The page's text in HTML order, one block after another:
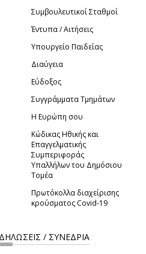
e-mail)
Συμβουλευτικοί Σταθμοί
Έντυπα / Αιτήσεις
Υπουργείο Παιδείας
Διαύγεια
Εύδοξος
Συγγράμματα Τμημάτων
Η Ευρώπη σου
Κώδικας Ηθικής και
Επαγγελματικής
Συμπεριφοράς
Υπαλλήλων του Δημόσιου
Τομέα
Πρωτόκολλα διαχείρισης
κρούσματος Covid-19
/ ΣΥΝΕΔΡΙΑ